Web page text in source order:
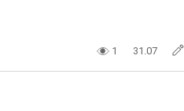
1 31.07